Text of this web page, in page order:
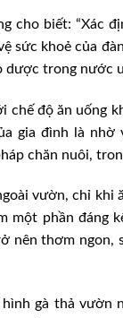
cho biết: “Xác
sức khoẻ của
dược trong nước
chế độ ăn uống
gia đình là
chăn nuôi,
vườn, chỉ khi
một phần đáng
nên thơm ngon,
gà thả vườn